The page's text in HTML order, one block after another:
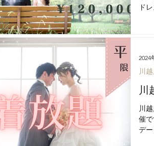
ド
川
川
催
デ
川
2024